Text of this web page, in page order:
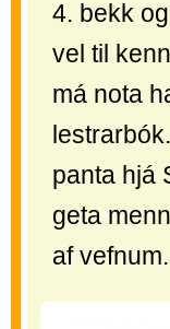
4. bekk
vel til
má nota
panta hjá
geta
af vefnum.